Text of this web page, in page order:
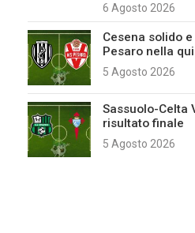
6 Agosto 2026
Cesena solido
Pesaro nella
5 Agosto 2026
Sassuolo-Celta
risultato finale
5 Agosto 2026